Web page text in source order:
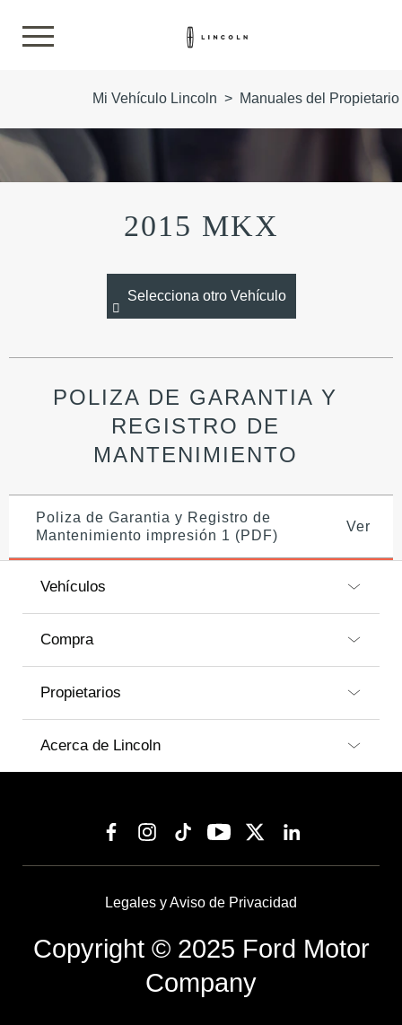
Mi Vehículo Lincoln > Manuales del
2015 MKX
Selecciona otro Vehículo
POLIZA DE GARANTIA Y
REGISTRO DE
MANTENIMIENTO
Poliza de Garantia y Registro de
Mantenimiento impresión 1 (PDF)
Ver
Vehículos
Compra
Propietarios
Acerca de Lincoln
Legales y Aviso de Privacidad
Copyright © 2025 Ford Motor
Company